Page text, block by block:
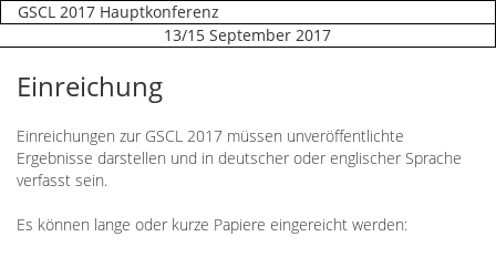
GSCL 2017 Hauptkonferenz
13/15 September 2017
Einreichung
Einreichungen zur GSCL 2017 müssen unveröffentlichte
Ergebnisse darstellen und in deutscher oder englischer Sprache
verfasst sein.
Es können lange oder kurze Papiere eingereicht werden: